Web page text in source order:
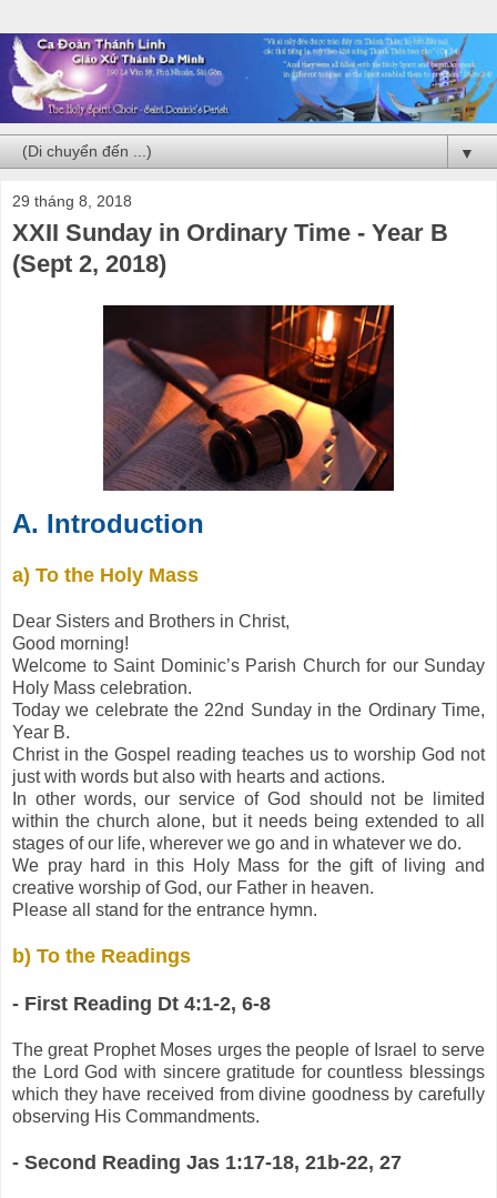
▼
29 tháng 8, 2018
XXII Sunday in Ordinary Time - Year B
(Sept 2, 2018)
A. Introduction
a) To the Holy Mass
Dear Sisters and Brothers in Christ,
Good morning!
Welcome to Saint Dominic’s Parish Church for our Sunday
Holy Mass celebration.
Today we celebrate the 22nd Sunday in the Ordinary Time,
Year B.
Christ in the Gospel reading teaches us to worship God not
just with words but also with hearts and actions.
In other words, our service of God should not be limited
within the church alone, but it needs being extended to all
stages of our life, wherever we go and in whatever we do.
We pray hard in this Holy Mass for the gift of living and
creative worship of God, our Father in heaven.
Please all stand for the entrance hymn.
b) To the Readings
- First Reading Dt 4:1-2, 6-8
The great Prophet Moses urges the people of Israel to serve
the Lord God with sincere gratitude for countless blessings
which they have received from divine goodness by carefully
observing His Commandments.
- Second Reading Jas 1:17-18, 21b-22, 27